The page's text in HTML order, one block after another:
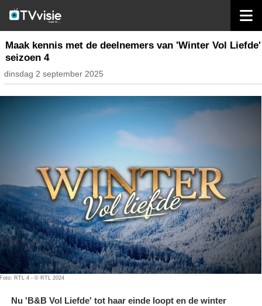
nieuws nederland
Maak kennis met de deelnemers van 'Winter Vol Liefde'
seizoen 4
dinsdag 2 september 2025
Foto: RTL 4 - © RTL 2024
Nu 'B&B Vol Liefde' tot haar einde loopt en de winter